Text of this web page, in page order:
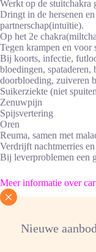
Nieuwe
Werkt op de stuitchakra
Dringt in de hersenen
partnerschap(intuïtie).
Op het 2e
Tegen krampen en voor
Bij koorts, infectie,
bloedingen,
doorbloeding, zuiveren
Suikerziekte (niet
Zenuwpijn
Spijsvertering
Oren
Reuma, samen met
Verdrijft nachtmerries
Bij leverproblemen een
Meer informatie over
Advies energetische
Reinigen/ontladen: 1x
Ketting/armband: in